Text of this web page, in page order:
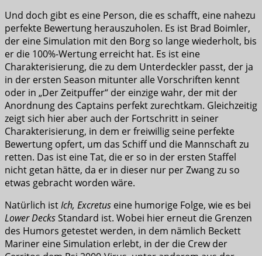
Und doch gibt es eine Person, die es schafft, eine nahezu
perfekte Bewertung herauszuholen. Es ist Brad Boimler,
der eine Simulation mit den Borg so lange wiederholt, bis
er die 100%-Wertung erreicht hat. Es ist eine
Charakterisierung, die zu dem Unterdeckler passt, der ja
in der ersten Season mitunter alle Vorschriften kennt
oder in „Der Zeitpuffer“ der einzige wahr, der mit der
Anordnung des Captains perfekt zurechtkam. Gleichzeitig
zeigt sich hier aber auch der Fortschritt in seiner
Charakterisierung, in dem er freiwillig seine perfekte
Bewertung opfert, um das Schiff und die Mannschaft zu
retten. Das ist eine Tat, die er so in der ersten Staffel
nicht getan hätte, da er in dieser nur per Zwang zu so
etwas gebracht worden wäre.
Natürlich istIch, Excretus eine humorige Folge, wie es bei
Lower DecksStandard ist. Wobei hier erneut die Grenzen
des Humors getestet werden, in dem nämlich Beckett
Mariner eine Simulation erlebt, in der die Crew der